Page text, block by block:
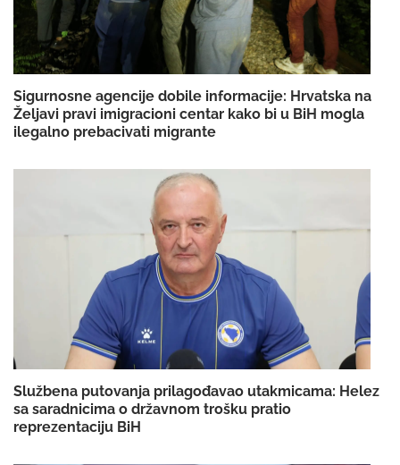
Sigurnosne agencije dobile informacije: Hrvatska na
Željavi pravi imigracioni centar kako bi u BiH mogla
ilegalno prebacivati migrante
Službena putovanja prilagođavao utakmicama: Helez
sa saradnicima o državnom trošku pratio
reprezentaciju BiH